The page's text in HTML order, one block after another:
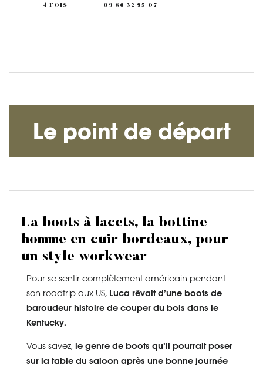
4 FOIS
09 86 32 95 07
Le point de départ
La boots à lacets, la bottine
homme en cuir bordeaux, pour
un style workwear
Pour se sentir complètement américain pendant
son roadtrip aux US, Luca rêvait d’une boots de
baroudeur histoire de couper du bois dans le
Kentucky.
Vous savez, le genre de boots qu’il pourrait poser
sur la table du saloon après une bonne journée